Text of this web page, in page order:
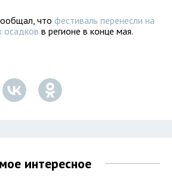
что фестиваль перенесли на
осадков в регионе в конце мая.
интересное